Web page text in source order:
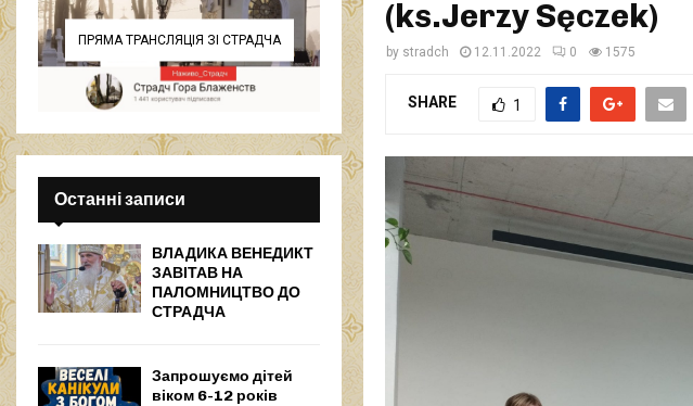
(ks.Jerzy Sęczek)
by stradch 12.11.2022 0 1575
SHARE 1
ПРЯМА ТРАНСЛЯЦІЯ ЗІ СТРАДЧА
Останні записи
ВЛАДИКА ВЕНЕДИКТ
ЗАВІТАВ НА
ПАЛОМНИЦТВО ДО
СТРАДЧА
Запрошуємо дітей
віком 6-12 років